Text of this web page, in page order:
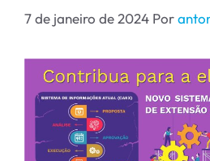
7 de janeiro de 2024 Por